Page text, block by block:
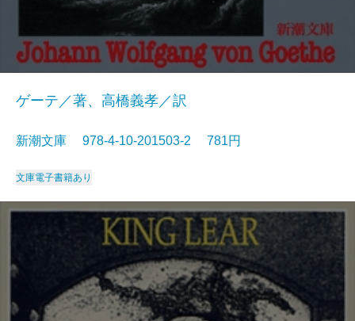
ゲーテ／著、高橋義孝／訳
新潮文庫 978-4-10-201503-2 781円
文庫電子書籍あり